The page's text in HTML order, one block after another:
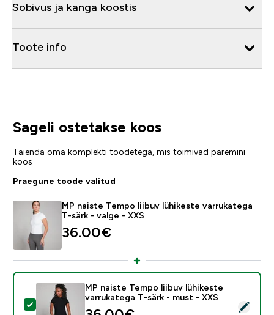
Sobivus ja kanga koostis
Toote info
Sageli ostetakse koos
Täienda oma komplekti toodetega, mis toimivad paremini
koos
Praegune toode valitud
MP naiste Tempo liibuv lühikeste varrukatega
T-särk - valge - XXS
36.00€‎
Vali see toode - MP naiste Tempo liibuv lühikeste
MP naiste Tempo liibuv lühikeste
varrukatega T-särk - must - XXS